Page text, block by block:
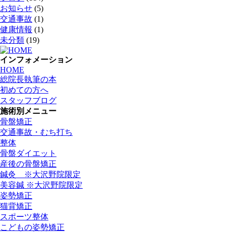
お知らせ (5)
交通事故 (1)
健康情報 (1)
未分類 (19)
インフォメーション
HOME
総院長執筆の本
初めての方へ
スタッフブログ
施術別メニュー
骨盤矯正
交通事故・むち打ち
整体
骨盤ダイエット
産後の骨盤矯正
鍼灸 ※大沢野院限定
美容鍼 ※大沢野院限定
姿勢矯正
猫背矯正
スポーツ整体
こどもの姿勢矯正